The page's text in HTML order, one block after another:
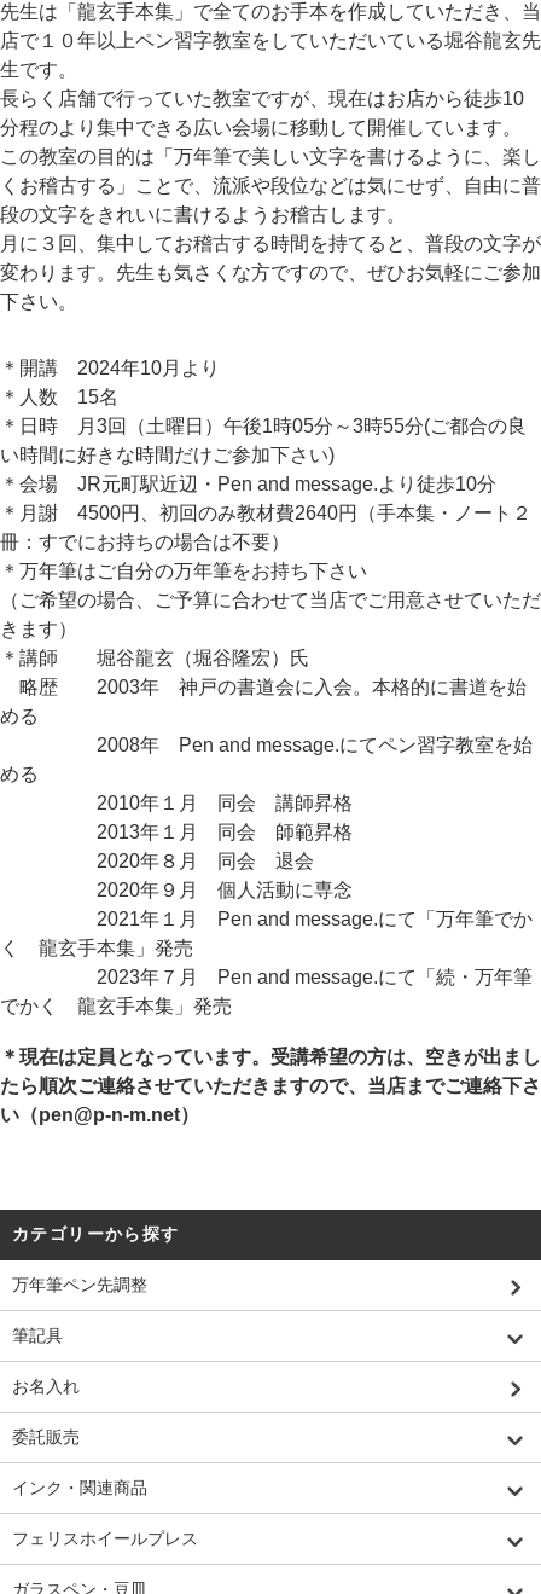
先生は「龍玄手本集」で全てのお手本を作成していただき、当
店で１０年以上ペン習字教室をしていただいている堀谷龍玄先
生です。
長らく店舗で行っていた教室ですが、現在はお店から徒歩10
分程のより集中できる広い会場に移動して開催しています。
この教室の目的は「万年筆で美しい文字を書けるように、楽し
くお稽古する」ことで、流派や段位などは気にせず、自由に普
段の文字をきれいに書けるようお稽古します。
月に３回、集中してお稽古する時間を持てると、普段の文字が
変わります。先生も気さくな方ですので、ぜひお気軽にご参加
下さい。
＊開講 2024年10月より
＊人数 15名
＊日時 月3回（土曜日）午後1時05分～3時55分(ご都合の良
い時間に好きな時間だけご参加下さい)
＊会場 JR元町駅近辺・Pen and message.より徒歩10分
＊月謝 4500円、初回のみ教材費2640円（手本集・ノート２
冊：すでにお持ちの場合は不要）
＊万年筆はご自分の万年筆をお持ち下さい
（ご希望の場合、ご予算に合わせて当店でご用意させていただ
きます）
＊講師 堀谷龍玄（堀谷隆宏）氏
略歴 2003年 神戸の書道会に入会。本格的に書道を始
める
2008年 Pen and message.にてペン習字教室を始
める
2010年１月 同会 講師昇格
2013年１月 同会 師範昇格
2020年８月 同会 退会
2020年９月 個人活動に専念
2021年１月 Pen and message.にて「万年筆でか
く 龍玄手本集」発売
2023年７月 Pen and message.にて「続・万年筆
でかく 龍玄手本集」発売
＊現在は定員となっています。受講希望の方は、空きが出まし
たら順次ご連絡させていただきますので、当店までご連絡下さ
い（pen@p-n-m.net）
カテゴリーから探す
万年筆ペン先調整
筆記具
お名入れ
委託販売
インク・関連商品
フェリスホイールプレス
ガラスペン・豆皿